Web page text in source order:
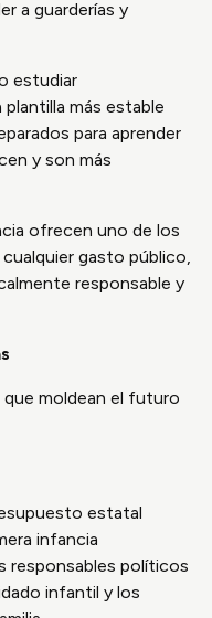
a guarderías y
estudiar
más estable
para aprender
y son más
ofrecen uno de los
gasto público,
responsable y
moldean el futuro
estatal
infancia
responsables políticos
infantil y los